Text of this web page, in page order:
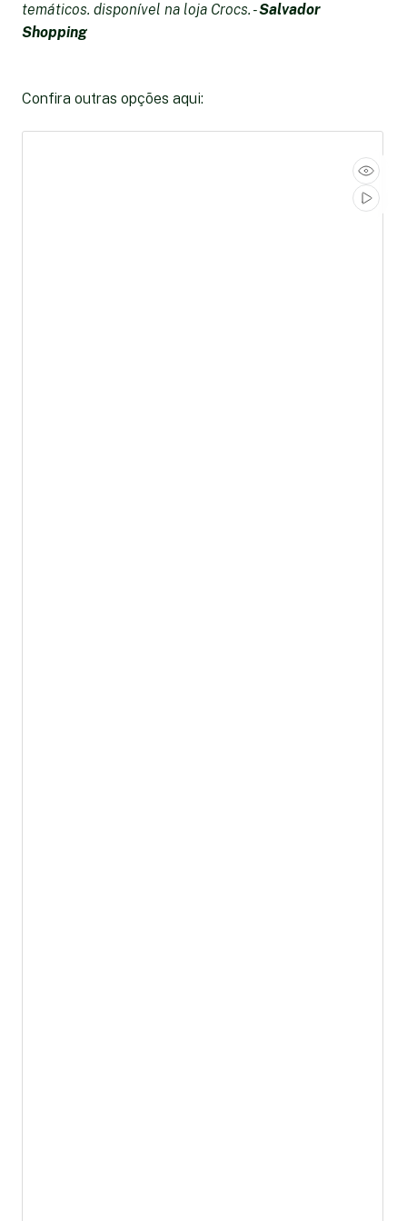
temáticos. disponível na loja Crocs. -Salvador
Shopping
Confira outras opções aqui: